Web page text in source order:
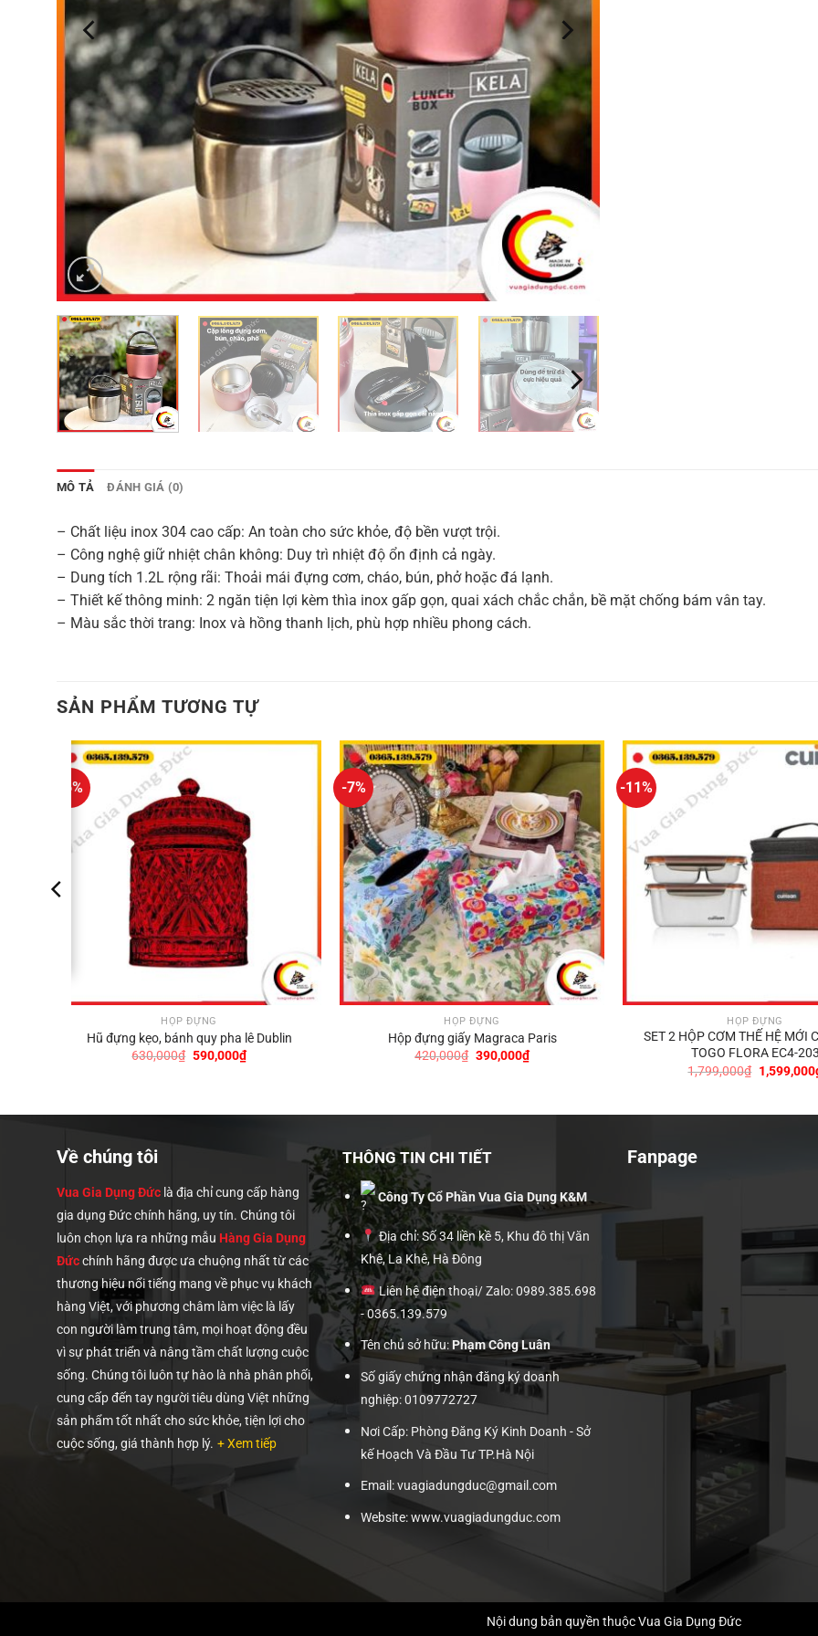
MÔ TẢ ĐÁNH GIÁ (0)
– Chất liệu inox 304 cao cấp: An toàn cho sức khỏe, độ bền vượt trội.
– Công nghệ giữ nhiệt chân không: Duy trì nhiệt độ ổn định cả ngày.
– Dung tích 1.2L rộng rãi: Thoải mái đựng cơm, cháo, bún, phở hoặc đá lạnh.
– Thiết kế thông minh: 2 ngăn tiện lợi kèm thìa inox gấp gọn, quai xách chắc chắn, bề mặt chống bám vân tay.
– Màu sắc thời trang: Inox và hồng thanh lịch, phù hợp nhiều phong cách.
SẢN PHẨM TƯƠNG TỰ
-6%
HỘP ĐỰNG
Hũ đựng kẹo, bánh quy pha lê Dublin
630,000₫ Giá
590,000₫Giá
hiện
-7%
HỘP ĐỰNG
Hộp đựng giấy Magraca Paris
420,000₫ Giá
390,000₫Giá
hiện
-11%
HỘP ĐỰNG
SET 2 HỘP CƠM THẾ HỆ MỚI
TOGO FLORA EC4-
1,799,000₫ Giá
1,599,000
Về chúng tôi
Vua Gia Dụng Đức là địa chỉ cung cấp hàng
gia dụng Đức chính hãng, uy tín. Chúng tôi
luôn chọn lựa ra những mẫu Hàng Gia Dụng
Đứcchính hãng được ưa chuộng nhất từ các
thương hiệu nổi tiếng mang về phục vụ khách
hàng Việt, với phương châm làm việc là lấy
con người làm trung tâm, mọi hoạt động đều
vì sự phát triển và nâng tầm chất lượng cuộc
sống. Chúng tôi luôn tự hào là nhà phân phối,
cung cấp đến tay người tiêu dùng Việt những
sản phẩm tốt nhất cho sức khỏe, tiện lợi cho
cuộc sống, giá thành hợp lý. + Xem tiếp
THÔNG TIN CHI TIẾT
Công Ty Cổ Phần Vua Gia Dụng K&M
Địa chỉ: Số 34 liền kề 5, Khu đô thị Văn
Khê, La Khê, Hà Đông
Liên hệ điện thoại/ Zalo: 0989.385.698
- 0365.139.579
Tên chủ sở hữu: Phạm Công Luân
Số giấy chứng nhận đăng ký doanh
nghiệp: 0109772727
Nơi Cấp: Phòng Đăng Ký Kinh Doanh - Sở
kế Hoạch Và Đầu Tư TP.Hà Nội
Email: vuagiadungduc@gmail.com
Website:www.vuagiadungduc.com
Fanpage
Nội dung bản quyền thuộc Vua Gia Dụng Đức